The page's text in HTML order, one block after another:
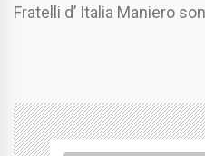
Fratelli d’ Italia Maniero